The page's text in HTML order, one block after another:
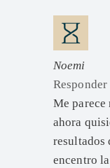
Noemi
Responder
Me parece
ahora
resultados
encentro